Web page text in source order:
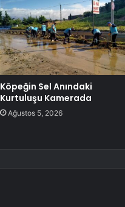
Köpeğin Sel Anındaki
Kurtuluşu Kamerada
Ağustos 5, 2026